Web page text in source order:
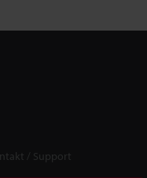
/ Support